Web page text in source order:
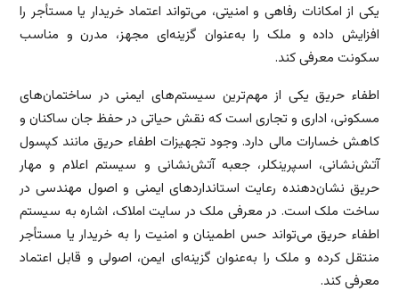
یکی از امکانات رفاهی و امنیتی، می‌تواند اعتماد خریدار یا مستأجر را
افزایش داده و ملک را به‌عنوان گزینه‌ای مجهز، مدرن و مناسب
سکونت معرفی کند.
اطفاء حریق یکی از مهم‌ترین سیستم‌های ایمنی در ساختمان‌های
مسکونی، اداری و تجاری است که نقش حیاتی در حفظ جان ساکنان و
کاهش خسارات مالی دارد. وجود تجهیزات اطفاء حریق مانند کپسول
آتش‌نشانی، اسپرینکلر، جعبه آتش‌نشانی و سیستم اعلام و مهار
حریق نشان‌دهنده رعایت استانداردهای ایمنی و اصول مهندسی در
ساخت ملک است. در معرفی ملک در سایت املاک، اشاره به سیستم
اطفاء حریق می‌تواند حس اطمینان و امنیت را به خریدار یا مستأجر
منتقل کرده و ملک را به‌عنوان گزینه‌ای ایمن، اصولی و قابل اعتماد
معرفی کند.